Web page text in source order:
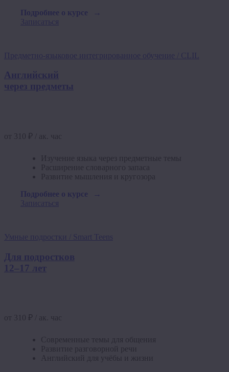
Подробнее о курсе
Записаться
Предметно-языковое интегрированное обучение / CLIL
Английский
через предметы
от 310 ₽ / ак. час
Изучение языка через предметные темы
Расширение словарного запаса
Развитие мышления и кругозора
Подробнее о курсе
Записаться
Умные подростки / Smart Teens
Для подростков
12–17 лет
от 310 ₽ / ак. час
Современные темы для общения
Развитие разговорной речи
Английский для учёбы и жизни